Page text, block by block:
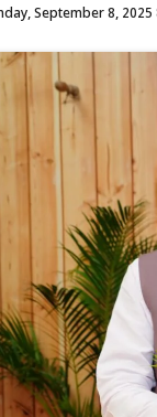
September 8, 2025